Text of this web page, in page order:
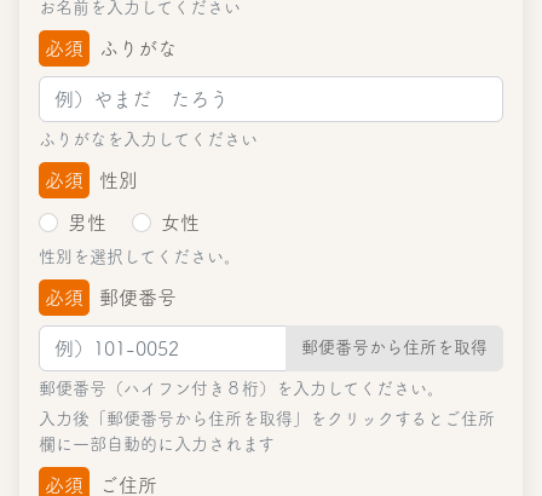
お名前を入力してください
必須 ふりがな
ふりがなを入力してください
必須 性別
男性 女性
性別を選択してください。
必須 郵便番号
郵便番号から住所を取得
郵便番号（ハイフン付き８桁）を入力してください。
入力後「郵便番号から住所を取得」をクリックするとご住所
欄に一部自動的に入力されます
必須 ご住所